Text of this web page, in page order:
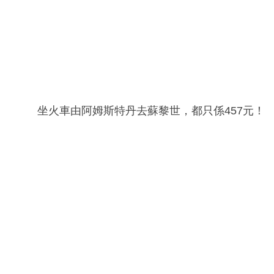
坐火車由阿姆斯特丹去蘇黎世，都只係457元！